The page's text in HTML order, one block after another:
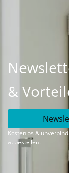
&
Kostenlos &
abbestellen.